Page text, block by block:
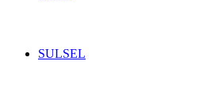
SULSEL